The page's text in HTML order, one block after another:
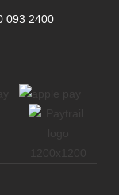
093 2400